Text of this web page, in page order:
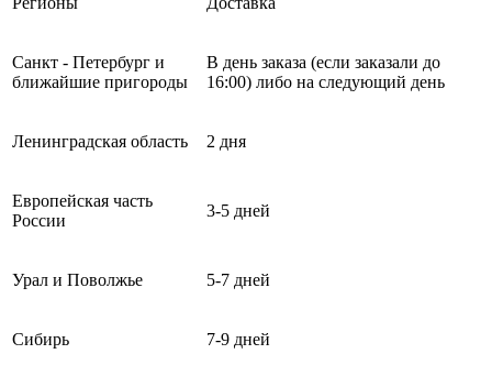
Санкт - Петербург и
ближайшие пригороды
В день заказа (если заказали до
16:00) либо на следующий день
Ленинградская область 2 дня
Европейская часть
России
3-5 дней
Урал и Поволжье 5-7 дней
Сибирь 7-9 дней